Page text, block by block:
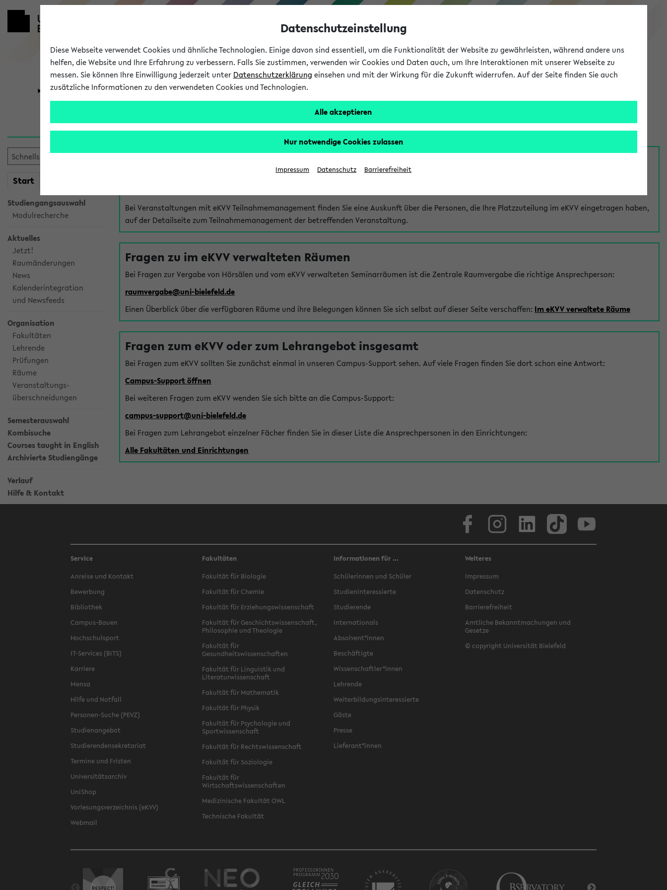
eKVV
Universität Forschung Studium
Start
Studiengangsauswahl
Modulrecherche
Aktuelles
Jetzt!
Raumänderungen
News
Kalenderintegration
und Newsfeeds
Organisation
Fakultäten
Lehrende
Prüfungen
Räume
Veranstaltungs-
überschneidungen
Semesterauswahl
Kombisuche
Courses taught in English
Archivierte Studiengänge
Verlauf
Hilfe & Kontakt
Hilfe & Kontakt
Bei Veranstaltungen mit eKVV Teilnahmemanagement finden Sie eine Auskunft über die Personen, die Ihre Platzzuteilung im eKVV eingetragen haben,
auf der Detailseite zum Teilnahmemanagement der betreffenden Veranstaltung.
Fragen zu im eKVV verwalteten Räumen
Bei Fragen zur Vergabe von Hörsälen und vom eKVV verwalteten Seminarräumen ist die Zentrale Raumvergabe die richtige Ansprechperson:
raumvergabe@uni-bielefeld.de
Einen Überblick über die verfügbaren Räume und ihre Belegungen können Sie sich selbst auf dieser Seite verschaffen: Im eKVV verwaltete Räume
Fragen zum eKVV oder zum Lehrangebot insgesamt
Bei Fragen zum eKVV sollten Sie zunächst einmal in unseren Campus-Support sehen. Auf viele Fragen finden Sie dort schon eine Antwort:
Campus-Support öffnen
Bei weiteren Fragen zum eKVV wenden Sie sich bitte an die Campus-Support:
campus-support@uni-bielefeld.de
Bei Fragen zum Lehrangebot einzelner Fächer finden Sie in dieser Liste die Ansprechpersonen in den Einrichtungen:
Alle Fakultäten und Einrichtungen
Service
Anreise und Kontakt
Bewerbung
Bibliothek
Campus-Bauen
Hochschulsport
IT-Services (BITS)
Karriere
Mensa
Hilfe und Notfall
Personen-Suche (PEVZ)
Studienangebot
Studierendensekretariat
Termine und Fristen
Universitätsarchiv
UniShop
Vorlesungsverzeichnis (eKVV)
Webmail
Fakultäten
Fakultät für Biologie
Fakultät für Chemie
Fakultät für Erziehungswissenschaft
Fakultät für Geschichtswissenschaft,
Philosophie und Theologie
Fakultät für
Gesundheitswissenschaften
Fakultät für Linguistik und
Literaturwissenschaft
Fakultät für Mathematik
Fakultät für Physik
Fakultät für Psychologie und
Sportwissenschaft
Fakultät für Rechtswissenschaft
Fakultät für Soziologie
Fakultät für
Wirtschaftswissenschaften
Medizinische Fakultät OWL
Technische Fakultät
Informationen für ...
Schülerinnen und Schüler
Studieninteressierte
Studierende
Internationals
Absolvent*innen
Beschäftigte
Wissenschaftler*innen
Lehrende
Weiterbildungsinteressierte
Gäste
Presse
Lieferant*innen
Weiteres
Impressum
Datenschutz
Barrierefreiheit
Amtliche Bekanntmachungen und
Gesetze
© copyright Universität Bielefeld
Datenschutzeinstellung
Diese Webseite verwendet Cookies und ähnliche Technologien. Einige davon sind essentiell, um die Funktionalität der Website zu gewährleisten, während andere uns
helfen, die Website und Ihre Erfahrung zu verbessern. Falls Sie zustimmen, verwenden wir Cookies und Daten auch, um Ihre Interaktionen mit unserer Webseite zu
messen. Sie können Ihre Einwilligung jederzeit unter Datenschutzerklärung einsehen und mit der Wirkung für die Zukunft widerrufen. Auf der Seite finden Sie auch
zusätzliche Informationen zu den verwendeten Cookies und Technologien.
Alle akzeptieren
Nur notwendige Cookies zulassen
Impressum Datenschutz Barrierefreiheit